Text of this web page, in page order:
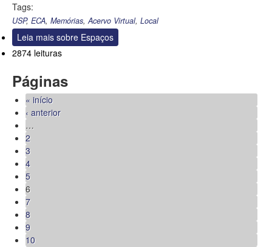
Tags:
USP, ECA, Memórias,Acervo Virtual, Local
Leia mais sobre Espaços
2874 leituras
Páginas
« início
‹ anterior
…
2
3
4
5
6
7
8
9
10